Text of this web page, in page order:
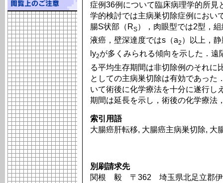
症例36例について臨床病理学的所見
学的検討では主病巣切除症例におい
腸S状部（RS），肉眼型では2型，
液癌，壁深達度ではs（a2 ）以上，
ly2が多くみられる傾向を示した．
る平均生存期間は非切除例のそれに
としての主病巣切除は有効であった
いて術後に化学療法を十分に遂行し
期間は延長を示し，術後の化学療法
索引用語
大腸癌肝転移, 大腸癌主病巣切除, 大
別刷請求先
関根 毅 〒362 埼玉県北足立郡伊